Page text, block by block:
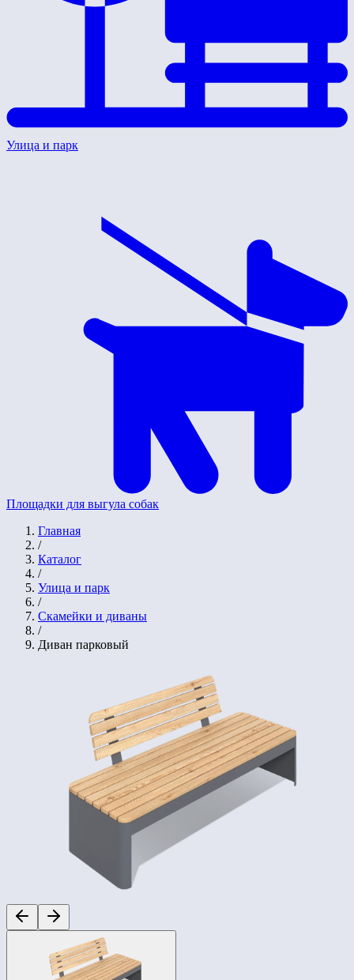
Улица и парк
Площадки для выгула собак
Главная
/
Каталог
/
Улица и парк
/
Скамейки и диваны
/
Диван парковый